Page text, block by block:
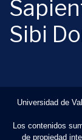
Sibi
Universidad de
Los contenidos
de propiedad